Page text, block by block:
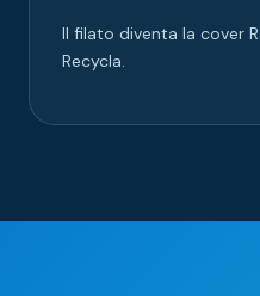
Il filato diventa la cover
Recycla.